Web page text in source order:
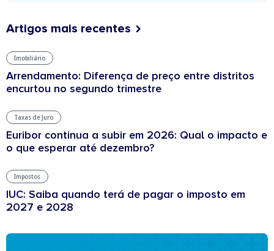
Artigos mais recentes
Imobiliário
Arrendamento: Diferença de preço entre distritos
encurtou no segundo trimestre
Taxas de Juro
Euribor continua a subir em 2026: Qual o impacto e
o que esperar até dezembro?
Impostos
IUC: Saiba quando terá de pagar o imposto em
2027 e 2028